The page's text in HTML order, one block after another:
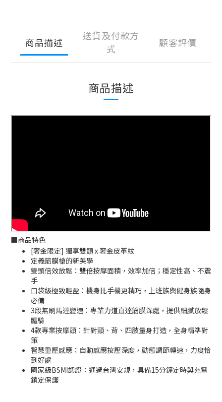
商品描述
送貨及付款方
式
顧客評價
商品描述
■商品特色
[奢金限定] 獨享雙頭 x 奢金皮革紋
定義筋膜槍的新美學
雙頭倍效放鬆：雙倍按摩面積，效率加倍；穩定性高、不震
手
口袋級極致輕盈：機身比手機更精巧，上班族與健身族隨身
必備
3段無刷馬達變速：專業力道直達筋膜深處，提供細膩放鬆
體驗
4款專業按摩頭：針對頸、背、四肢量身打造，全身精準對
策
智慧重壓感應：自動感應按壓深度，動態調節轉速，力度恰
到好處
國家級BSMI認證：通過台灣安規，具備15分鐘定時與充電
鎖定保護